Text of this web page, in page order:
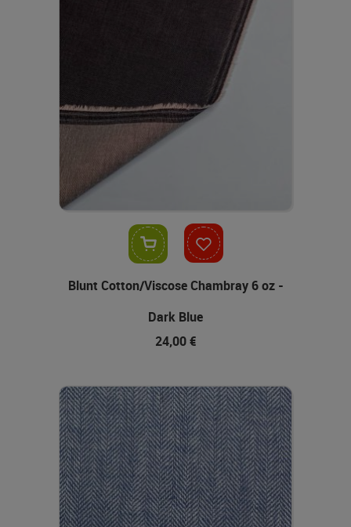
Blunt Cotton/Viscose Chambray 6 oz -
Dark Blue
24,00 €